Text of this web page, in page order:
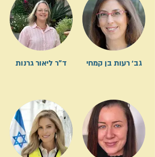
גב׳ רעות בן קמחי ד"ר ליאור גרנות